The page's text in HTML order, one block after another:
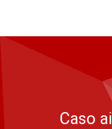
Caso